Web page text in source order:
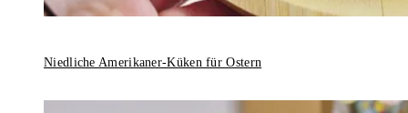
Niedliche Amerikaner-Küken für Ostern